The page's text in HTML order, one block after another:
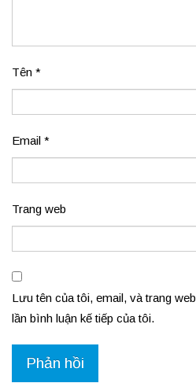
Tên *
Email *
Trang web
Lưu tên của tôi, email, và trang
lần bình luận kế tiếp của tôi.